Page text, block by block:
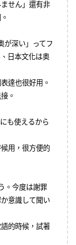
せん」還有非
が深い」ってフ
日本文化は奥
達也很好用。
。
も使えるから
用，很方便的
。今度は謝罪
意識して聞い
的時候，試著